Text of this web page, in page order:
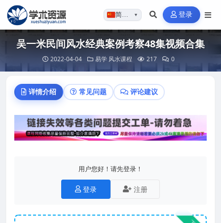
简体…▼ 登录
吴一米民间风水经典案例考察48集视频合集
2022-04-04 易学 风水课程 217 0
详情介绍 常见问题 评论建议
用户您好！请先登录！
登录 注册